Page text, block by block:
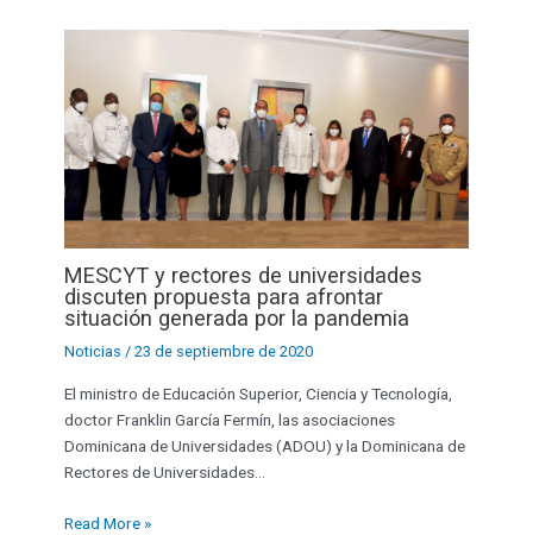
MESCYT y rectores de universidades
discuten propuesta para afrontar
situación generada por la pandemia
Noticias /23 de septiembre de 2020
El ministro de Educación Superior, Ciencia y Tecnología,
doctor Franklin García Fermín, las asociaciones
Dominicana de Universidades (ADOU) y la Dominicana de
Rectores de Universidades…
Read More »